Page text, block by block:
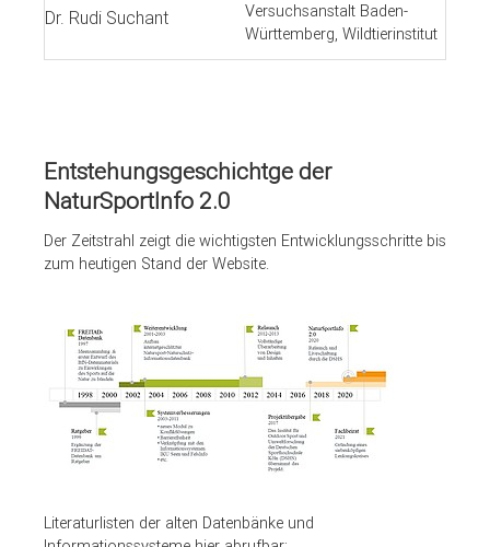
Dr. Rudi Suchant
Versuchsanstalt Baden-
Württemberg, Wildtierinstitut
Entstehungsgeschichtge der
NaturSportInfo 2.0
Der Zeitstrahl zeigt die wichtigsten Entwicklungsschritte bis
zum heutigen Stand der Website.
Literaturlisten der alten Datenbänke und